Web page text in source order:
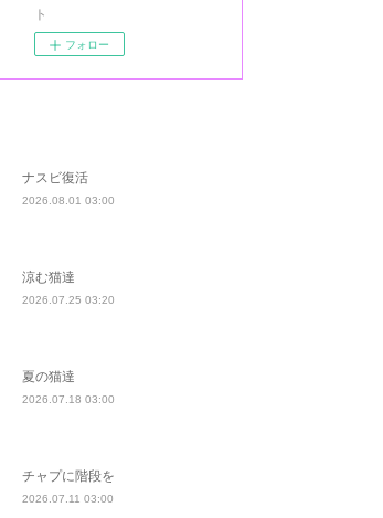
ト
フォロー
ナスビ復活
2026.08.01 03:00
涼む猫達
2026.07.25 03:20
夏の猫達
2026.07.18 03:00
チャプに階段を
2026.07.11 03:00